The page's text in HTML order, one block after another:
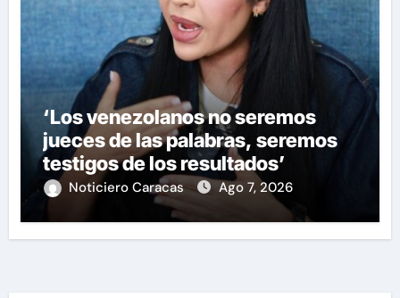
‘Los venezolanos no seremos
jueces de las palabras, seremos
testigos de los resultados’
Noticiero Caracas Ago 7, 2026